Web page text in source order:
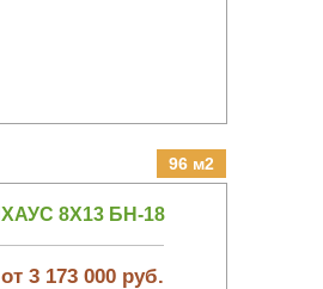
96 м2
8Х13 БН-18
от 3 173 000 руб.